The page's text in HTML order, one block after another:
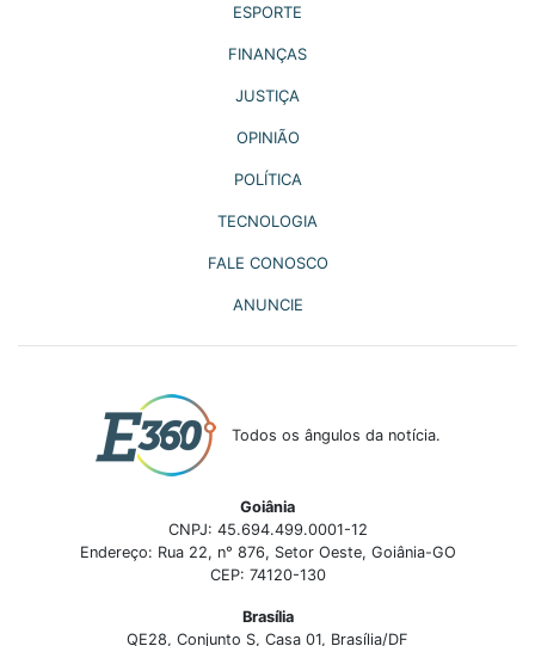
ESPORTE
FINANÇAS
JUSTIÇA
OPINIÃO
POLÍTICA
TECNOLOGIA
FALE CONOSCO
ANUNCIE
Todos os ângulos da notícia.
Goiânia
CNPJ: 45.694.499.0001-12
Endereço: Rua 22, n° 876, Setor Oeste, Goiânia-GO
CEP: 74120-130
Brasília
QE28, Conjunto S, Casa 01, Brasília/DF